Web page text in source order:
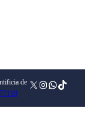
de X Instagram
WhatsApp
TikTok